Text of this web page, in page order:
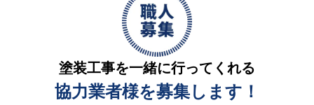
塗装工事を一緒に行ってくれる
協力業者様を募集します！